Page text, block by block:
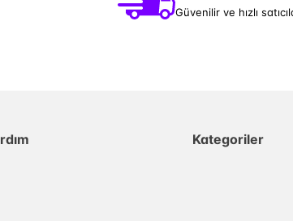
Güvenilir ve hızlı
Kategoriler